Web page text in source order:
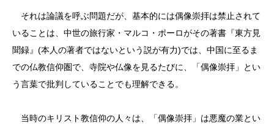
それは論議を呼ぶ問題だが、基本的には偶像崇拝は禁止されて
いることは、中世の旅行家・マルコ・ポーロがその著書『東方見
聞録』(本人の著者ではないという説が有力)では、中国に至るま
での仏教信仰圏で、寺院や仏像を見るたびに、「偶像崇拝」とい
う言葉で批判していることでも理解できる。
当時のキリスト教信仰の人々は、「偶像崇拝」は悪魔の業とい